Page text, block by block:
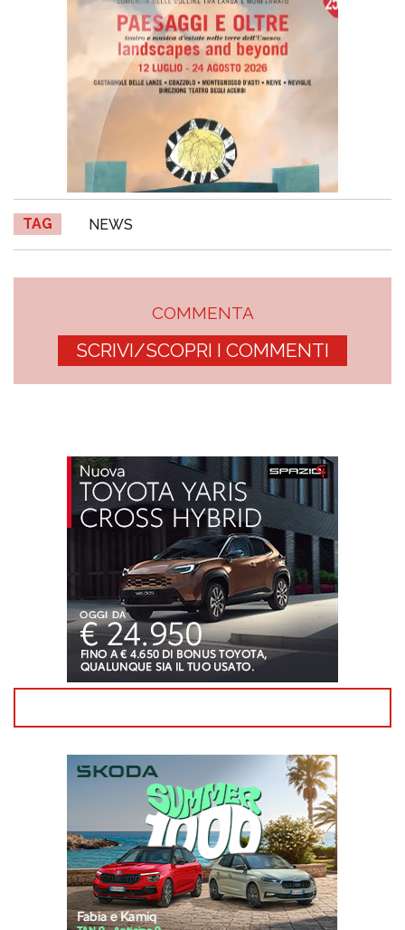
TAG NEWS
COMMENTA
SCRIVI/SCOPRI I COMMENTI